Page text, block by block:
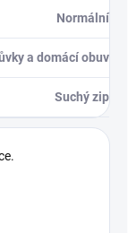
Normální
a domácí obuv
Suchý zip